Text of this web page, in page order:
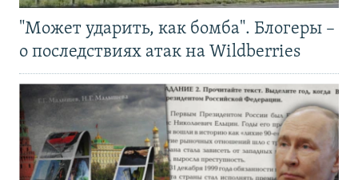
"Может ударить, как бомба". Блогеры –
о последствиях атак на Wildberries